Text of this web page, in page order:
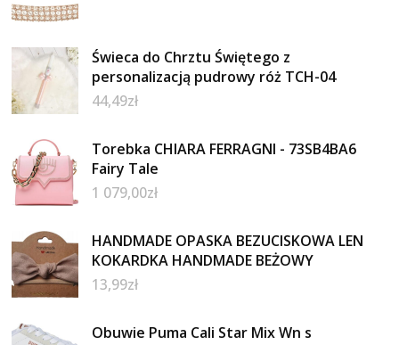
Świeca do Chrztu Świętego z
personalizacją pudrowy róż TCH-04
44,49zł
Torebka CHIARA FERRAGNI - 73SB4BA6
Fairy Tale
1 079,00zł
HANDMADE OPASKA BEZUCISKOWA LEN
KOKARDKA HANDMADE BEŻOWY
13,99zł
Obuwie Puma Cali Star Mix Wn s